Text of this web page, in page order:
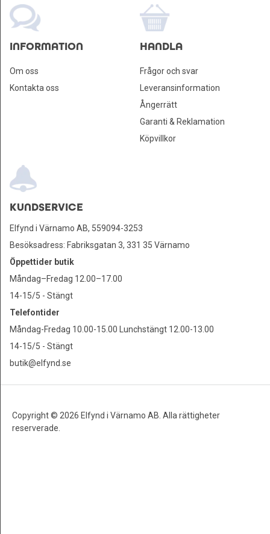
INFORMATION
Om oss
Kontakta oss
HANDLA
Frågor och svar
Leveransinformation
Ångerrätt
Garanti & Reklamation
Köpvillkor
KUNDSERVICE
Elfynd i Värnamo AB, 559094-3253
Besöksadress: Fabriksgatan 3, 331 35 Värnamo
Öppettider butik
Måndag–Fredag 12.00–17.00
14-15/5 - Stängt
Telefontider
Måndag-Fredag 10.00-15.00 Lunchstängt 12.00-13.00
14-15/5 - Stängt
butik@elfynd.se
Copyright © 2026 Elfynd i Värnamo AB. Alla rättigheter
reserverade.